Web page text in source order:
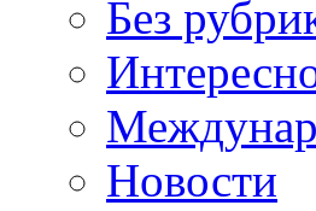
Без
Новости